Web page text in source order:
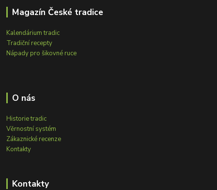
Magazín České tradice
Kalendárium tradic
Tradiční recepty
Nápady pro šikovné ruce
O nás
Historie tradic
Věrnostní systém
Zákaznické recenze
Kontakty
Kontakty